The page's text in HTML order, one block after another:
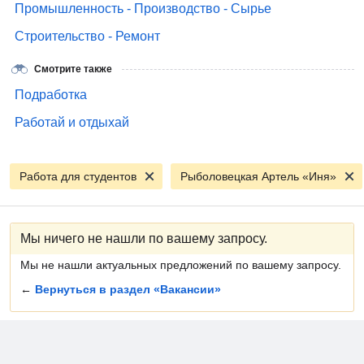
Промышленность - Производство - Сырье
Строительство - Ремонт
Смотрите также
Подработка
Работай и отдыхай
Работа для студентов Рыболовецкая Артель «Иня»
Мы ничего не нашли по вашему запросу.
Мы не нашли актуальных предложений по вашему запросу.
← Вернуться в раздел «Вакансии»